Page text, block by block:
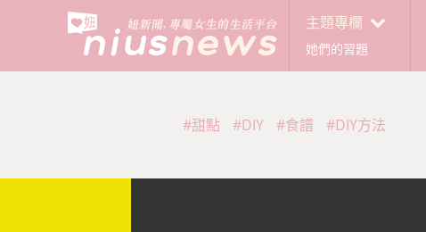
主題專欄
她們的習題
#甜點 #DIY #食譜 #DIY方法